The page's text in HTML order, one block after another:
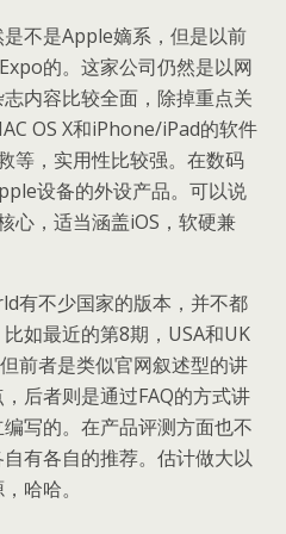
不是Apple嫡系，但是以前
的。这家公司仍然是以网
内容比较全面，除掉重点关
OS X和iPhone/iPad的软件
等，实用性比较强。在数码
设备的外设产品。可以说
心，适当涵盖iOS，软硬兼
有不少国家的版本，并不都
如最近的第8期，USA和UK
前者是类似官网叙述型的讲
后者则是通过FAQ的方式讲
写的。在产品评测方面也不
有各自的推荐。估计做大以
哈哈。